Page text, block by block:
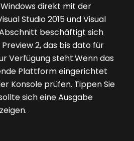
direkt mit der
Studio 2015 und Visual
Abschnitt beschäftigt sich
2, das bis dato für
Verfügung steht.Wenn das
Plattform eingerichtet
Konsole prüfen. Tippen Sie
sich eine Ausgabe
zeigen.